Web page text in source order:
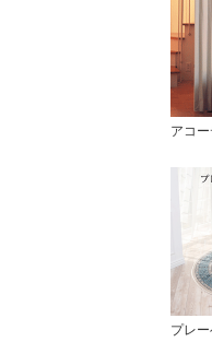
アコ
プレ